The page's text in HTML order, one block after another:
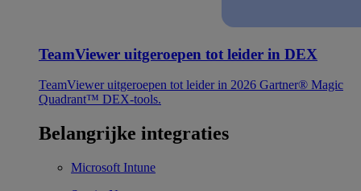
TeamViewer uitgeroepen tot leider in DEX
TeamViewer uitgeroepen tot leider in 2026 Gartner® Magic
Quadrant™ DEX-tools.
Belangrijke integraties
Microsoft Intune